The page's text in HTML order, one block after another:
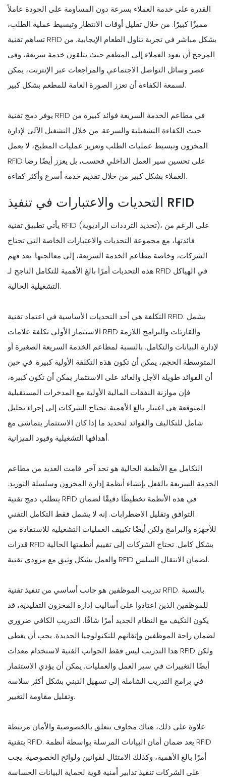
القدرة على خدمة العملاء بسرعة دون المساومة على الجودة عاملاً
مميزًا كبيرًا. من خلال تقليل أوقات الانتظار وتبسيط عملية الطلب،
تساهم تقنية RFID بشكل مباشر في تجربة تناول الطعام الإيجابية. من
المرجح أن يعود العملاء إلى المطعم حيث يتلقون خدمة سريعة، وفي
عصر وسائل التواصل الاجتماعي والمراجعات عبر الإنترنت، يمكن
لسمعة الكفاءة أن تعزز الصورة العامة للمطعم بشكل كبير.
يوفر دمج تقنية RFID في مطاعم الخدمة السريعة فوائد كبيرة من
حيث الكفاءة التشغيلية والسرعة. من خلال التشغيل الآلي لإدارة
المخزون وتبسيط عمليات الطلب وتعزيز عمليات المطبخ، لا يعمل
RFID على تحسين سير العمل الداخلي فحسب، بل يعزز أيضًا رضا
العملاء بشكل كبير من خلال تقديم خدمة أسرع وأكثر كفاءة.
التحديات والاعتبارات في تنفيذ RFID
يأتي تطبيق تقنية RFID (تحديد الترددات الراديوية)، على الرغم من
فائدتها، مع مجموعة التحديات والاعتبارات الخاصة التي تحتاج
الشركات، وخاصة مطاعم الخدمة السريعة، إلى معالجتها. يعد فهم
هذه التحديات أمرًا بالغ الأهمية للتكامل الناجح لـ RFID في الهياكل
التشغيلية الحالية.
التكلفة هي أحد التحديات الأساسية في اعتماد تقنية RFID. يشمل
الاستثمار الأولي تكلفة علامات RFID والقارئات والبرامج اللازمة
لإدارة البيانات والتكامل. بالنسبة لمطاعم الخدمة السريعة الصغيرة أو
المتوسطة الحجم، يمكن أن تكون هذه التكلفة الأولية كبيرة. في حين
أن الفوائد طويلة الأجل والعائد على الاستثمار يمكن أن تكون كبيرة،
فإن موازنة النفقات المالية الأولية مع المدخرات المستقبلية
المتوقعة هي اعتبار بالغ الأهمية. تحتاج الشركات إلى إجراء تحليل
شامل للتكاليف والفوائد لتحديد ما إذا كان الاستثمار يتماشى مع
أهدافها التشغيلية وقيود الميزانية.
التكامل مع الأنظمة الحالية هو تحد آخر. قامت العديد من مطاعم
الخدمة السريعة بالفعل بإنشاء أنظمة إدارة المخزون وسلسلة التوريد.
يتطلب دمج تقنية RFID في هذه الأنظمة تخطيطًا دقيقًا لضمان
التوافق وتقليل الاضطرابات. إنه لا يشمل فقط التكامل التقني
للأجهزة والبرامج ولكن أيضًا تكييف العمليات التشغيلية للاستفادة من
قدرات RFID بشكل كامل. تحتاج الشركات إلى تقييم أنظمتها الحالية
والعمل بشكل وثيق مع مزودي تقنية RFID لضمان الانتقال السلس.
تدريب الموظفين هو جانب أساسي من تنفيذ تقنية RFID. بالنسبة
للموظفين الذين اعتادوا على أساليب إدارة المخزون التقليدية، قد
يكون التكيف مع النظام الجديد أمرًا شاقًا. التدريب الكافي ضروري
لضمان راحة الموظفين وإتقانهم للتكنولوجيا الجديدة. يجب أن يغطي
هذا التدريب ليس فقط الجوانب الفنية لاستخدام معدات RFID ولكن
أيضًا التغييرات في سير العمل والعمليات. يمكن أن يؤدي الاستثمار
في برامج التدريب الشاملة إلى تسهيل التبني بشكل أكثر سلاسة
وتقليل مقاومة التغيير.
علاوة على ذلك، هناك مخاوف تتعلق بالخصوصية والأمان مرتبطة
بتقنية RFID. يعد ضمان أمان البيانات المرسلة بواسطة أنظمة RFID
أمرًا بالغ الأهمية، وكذلك الامتثال لقوانين ولوائح الخصوصية. يجب
على الشركات تنفيذ تدابير أمنية قوية لحماية البيانات الحساسة